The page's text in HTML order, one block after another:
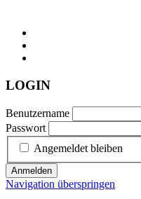
LOGIN
Benutzername
Passwort
Angemeldet bleiben
Anmelden
Navigation überspringen